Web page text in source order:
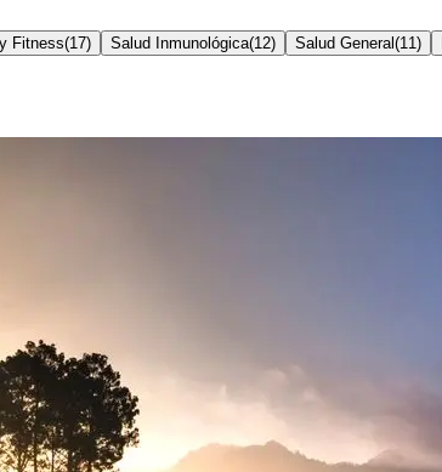
Fitness(17) Salud Inmunológica(12) Salud General (11 )